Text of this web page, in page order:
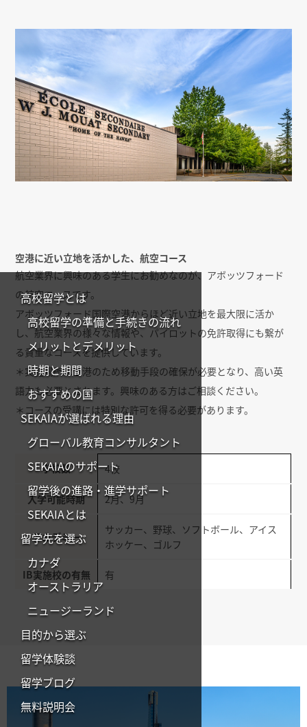
高校留学とは
高校留学の準備と手続きの流れ
メリットとデメリット
時期と期間
おすすめの国
SEKAIAが選ばれる理由
グローバル教育コンサルタント
SEKAIAのサポート
留学後の進路・進学サポート
SEKAIAとは
留学先を選ぶ
カナダ
オーストラリア
ニュージーランド
目的から選ぶ
留学体験談
留学ブログ
無料説明会
空港に近い立地を活かした、航空コース
航空業界に興味のある学生にお勧めなのが、アボッツフォード
の航空コースです。
アボッツフォード国際空港からほど近い立地を最大限に活か
し、航空業界の様々な情報や、パイロットの免許取得にも繋が
る貴重なコースを提供しています。
＊実施場所は空港のため移動手段の確保が必要となり、高い英
語力も必要とされます。興味のある方はご相談ください。
＊コースの受講には特別な許可を得る必要があります。
学校数 4校
入学可能時期 2月、9月
アカデミー
サッカー、野球、ソフトボール、アイス
ホッケー、ゴルフ
IB実施校の有無 有